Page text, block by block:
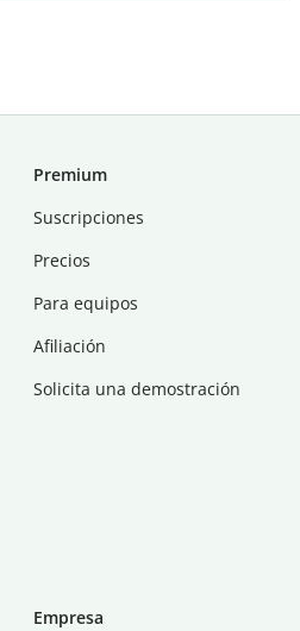
Premium
Suscripciones
Precios
Para equipos
Afiliación
Solicita una demostración
Empresa